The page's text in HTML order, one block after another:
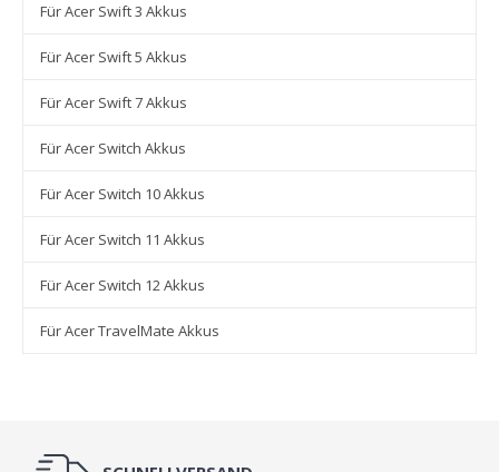
Für Acer Swift 3 Akkus
Für Acer Swift 5 Akkus
Für Acer Swift 7 Akkus
Für Acer Switch Akkus
Für Acer Switch 10 Akkus
Für Acer Switch 11 Akkus
Für Acer Switch 12 Akkus
Für Acer TravelMate Akkus